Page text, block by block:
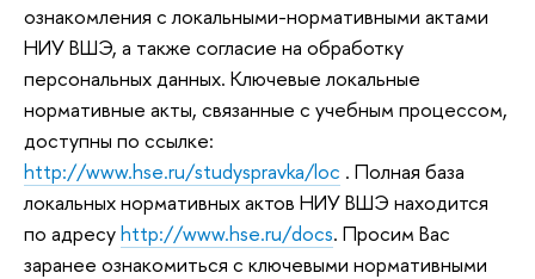
ознакомления с локальными-нормативными актами
НИУ ВШЭ, а также согласие на обработку
персональных данных. Ключевые локальные
нормативные акты, связанные с учебным процессом,
доступны по ссылке:
http://www.hse.ru/studyspravka/loc . Полная база
локальных нормативных актов НИУ ВШЭ находится
по адресуhttp://www.hse.ru/docs. Просим Вас
заранее ознакомиться с ключевыми нормативными